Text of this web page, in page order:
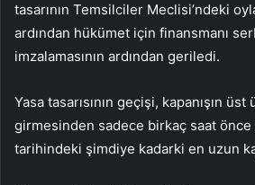
tasarının Temsilciler Meclisi’ndeki
ardından hükümet için finansmanı
imzalamasının ardından geriledi.
Yasa tasarısının geçişi, kapanışın
girmesinden sadece birkaç saat
tarihindeki şimdiye kadarki en uzun